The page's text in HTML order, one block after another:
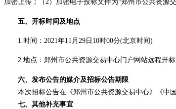
加密上传；（2）加密电子投标文件为“郑州市公共资源
五、开标时间及地点
1.时间：2021年11月29日10时00分(北京时间)
2.地点： 郑州市公共资源交易中心门户网站远程开
六、 发布公告的媒介及招标公告期限
本次招标公告在 《郑州市公共资源交易中心》《
七、其他补充事宜